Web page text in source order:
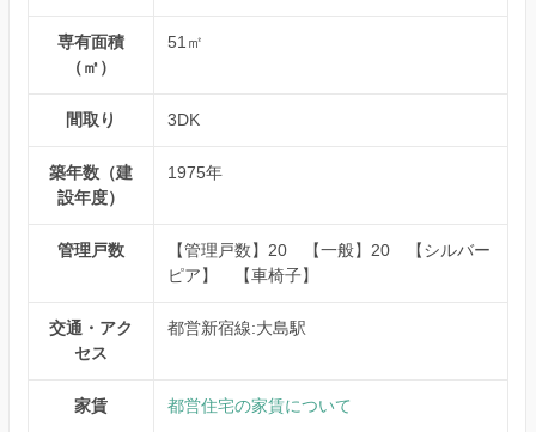
専有面積
（㎡）
51㎡
間取り 3DK
築年数（建
設年度）
1975年
管理戸数
【管理戸数】20 【一般】20 【シルバー
ピア】 【車椅子】
交通・アク
セス
都営新宿線:大島駅
家賃 都営住宅の家賃について